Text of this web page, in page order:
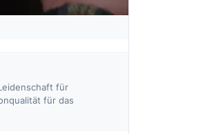
für
für das